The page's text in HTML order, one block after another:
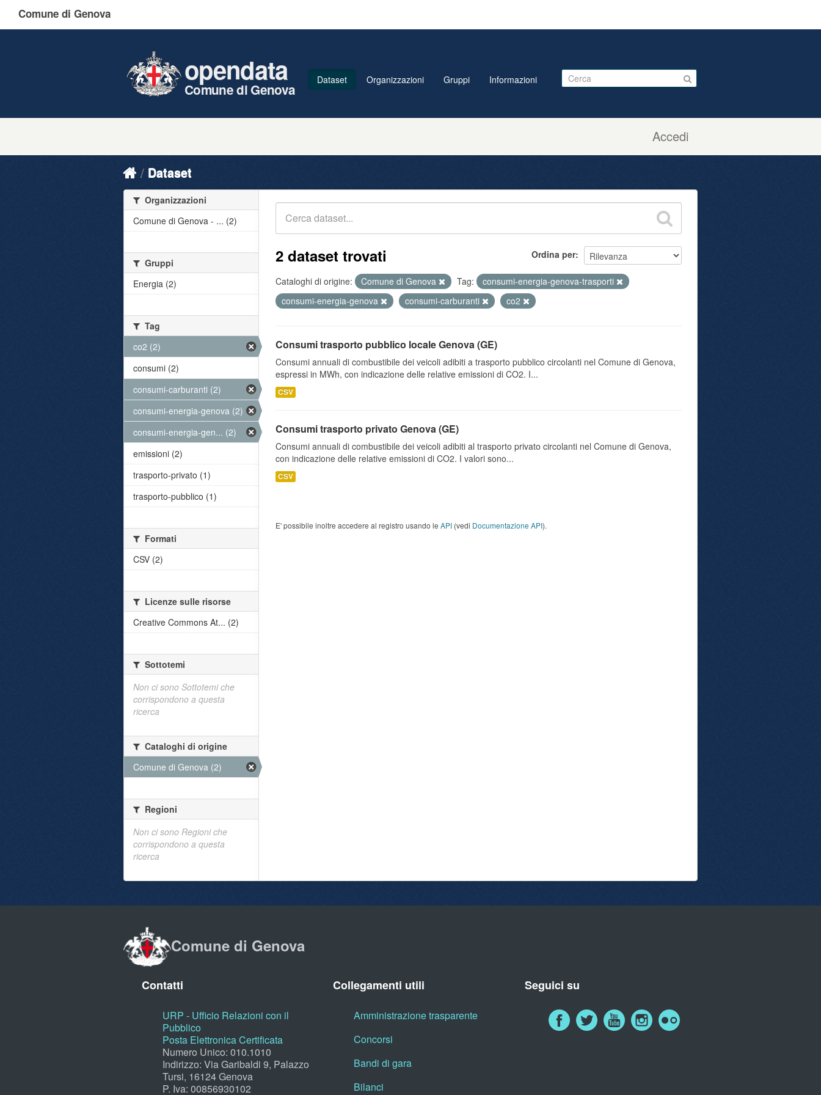
Comune di Genova
Accedi
opendata
Comune di Genova
Dataset Organizzazioni Gruppi Informazioni
Dataset
Ordina per
2 dataset trovati
Cataloghi di origine: Comune di Genova Tag:
consumi-energia-genova-trasporti
consumi-energia-genova
consumi-carburanti co2
Consumi trasporto pubblico locale Genova (GE)
Consumi annuali di combustibile dei veicoli adibiti a trasporto pubblico circolanti nel Comune di Genova,
espressi in MWh, con indicazione delle relative emissioni di CO2. I...
CSV
Consumi trasporto privato Genova (GE)
Consumi annuali di combustibile dei veicoli adibiti al trasporto privato circolanti nel Comune di Genova,
con indicazione delle relative emissioni di CO2. I valori sono...
CSV
E' possibile inoltre accedere al registro usando le API (vedi Documentazione API).
Organizzazioni
Comune di Genova - ... (2)
Gruppi
Energia (2)
Tag
co2 (2)
consumi (2)
consumi-carburanti (2)
consumi-energia-genova (2)
consumi-energia-gen... (2)
emissioni (2)
trasporto-privato (1)
trasporto-pubblico (1)
Formati
CSV (2)
Licenze sulle risorse
Creative Commons At... (2)
Sottotemi
Non ci sono Sottotemi che
corrispondono a questa
ricerca
Cataloghi di origine
Comune di Genova (2)
Regioni
Non ci sono Regioni che
corrispondono a questa
ricerca
Comune di Genova
Contatti
URP - Ufficio Relazioni con il
Pubblico
Posta Elettronica Certificata
Numero Unico: 010.1010
Indirizzo: Via Garibaldi 9, Palazzo
Tursi, 16124 Genova
P. Iva: 00856930102
Collegamenti utili
Amministrazione trasparente
Concorsi
Bandi di gara
Bilanci
Seguici su